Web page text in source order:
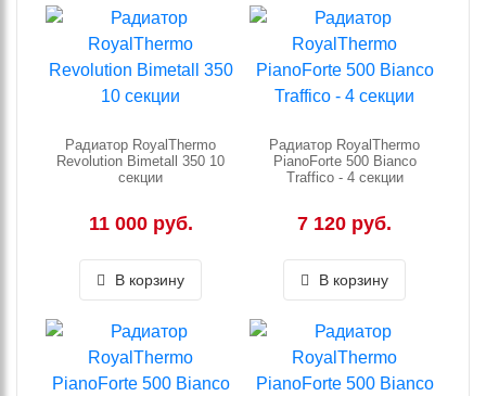
Радиатор RoyalThermo
Revolution Bimetall 350 10
секции
11 000 руб.
В корзину
Радиатор RoyalThermo
PianoForte 500 Bianco
Traffico - 4 секции
7 120 руб.
В корзину